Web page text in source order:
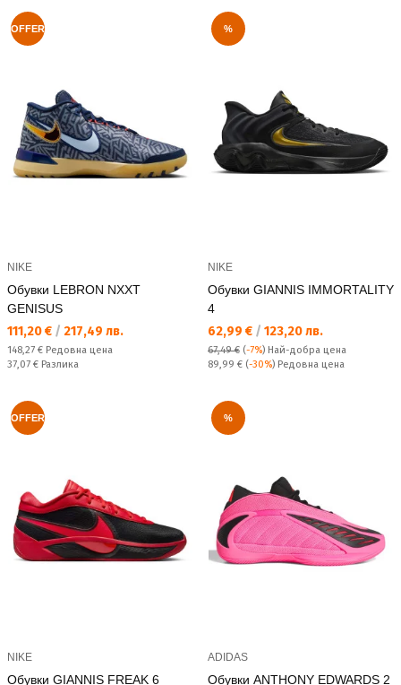
OFFER
NIKE
Обувки LEBRON NXXT
GENISUS
Текуща цена:
111,20 € / 217,49 лв.
Редовна цена:
148,27 € Редовна цена
Спестявате:
37,07 € Разлика
%
NIKE
Обувки GIANNIS IMMORTALITY
4
Текуща цена:
62,99 € / 123,20 лв.
67,49 € (-7%) Най-добра цена
Редовна цена:
89,99 € (-30%) Редовна цена
OFFER
NIKE
Обувки GIANNIS FREAK 6
%
ADIDAS
Обувки ANTHONY EDWARDS 2